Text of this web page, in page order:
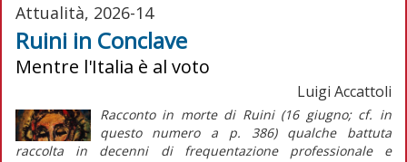
Attualità, 2026-14
Ruini in Conclave
Mentre l'Italia è al voto
Luigi Accattoli
Racconto in morte di Ruini (16 giugno; cf. in
questo numero a p. 386) qualche battuta
raccolta in decenni di frequentazione professionale e